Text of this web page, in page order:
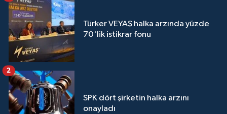
Türker VEYAŞ halka arzında yüzde
70'lik istikrar fonu
SPK dört şirketin halka arzını
onayladı
2